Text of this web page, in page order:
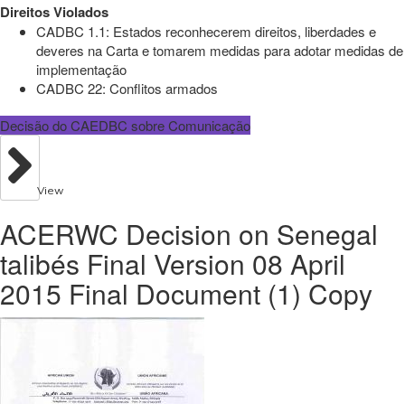
Direitos Violados
CADBC 1.1: Estados reconhecerem direitos, liberdades e
deveres na Carta e tomarem medidas para adotar medidas de
implementação
CADBC 22: Conflitos armados
Decisão do CAEDBC sobre Comunicação
View
ACERWC Decision on Senegal
talibés Final Version 08 April
2015 Final Document (1) Copy